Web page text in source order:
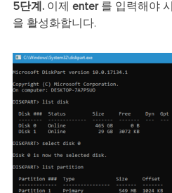
5단계.이제 enter를 입력해야
을 활성화합니다.